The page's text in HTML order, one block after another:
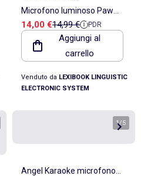
Microfono luminoso Paw
Patrol con melodie ed effetti
sonori
Prezzo di vendita
14,00 €Prezzo di riferimento
14,99 € PDR
Aggiungi al
carrello
Venduto da LEXIBOOK LINGUISTIC
ELECTRONIC SYSTEM
1/5
Angel Karaoke microfono